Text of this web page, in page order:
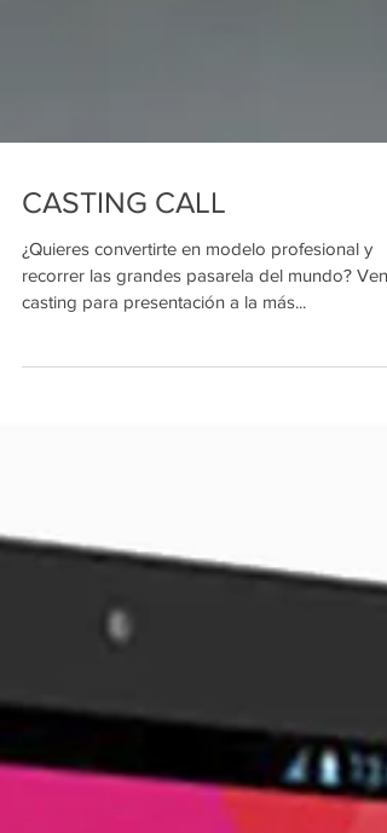
CASTING CALL
¿Quieres convertirte en modelo profesional y
recorrer las grandes pasarela del mundo? Ven